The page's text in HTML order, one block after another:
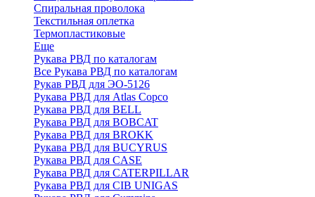
Спиральная проволока
Текстильная оплетка
Термопластиковые
Еще
Рукава РВД по каталогам
Все Рукава РВД по каталогам
Рукав РВД для ЭО-5126
Рукава РВД для Atlas Copco
Рукава РВД для BELL
Рукава РВД для BOBCAT
Рукава РВД для BROKK
Рукава РВД для BUCYRUS
Рукава РВД для CASE
Рукава РВД для CATERPILLAR
Рукава РВД для CIB UNIGAS